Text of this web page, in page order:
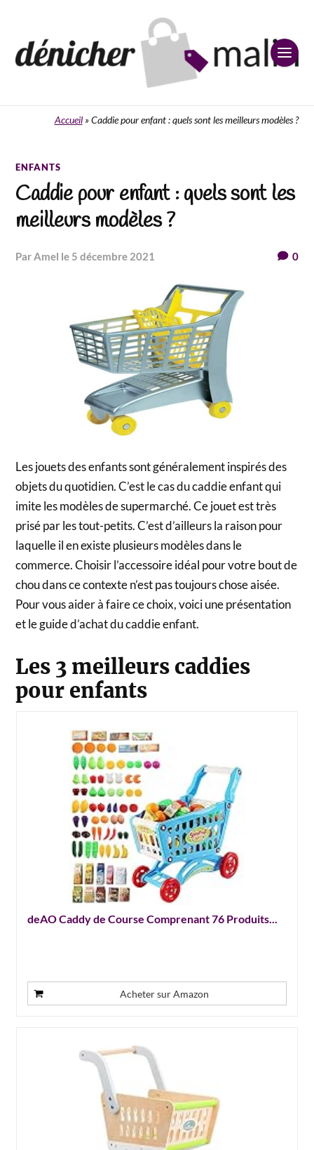
Accueil»Caddie pour enfant : quels sont les meilleurs modèles ?
ENFANTS
Caddie pour enfant : quels sont les
meilleurs modèles ?
par Amel le 5 décembre 2021 0
Les jouets des enfants sont généralement inspirés des
objets du quotidien. C’est le cas du caddie enfant qui
imite les modèles de supermarché. Ce jouet est très
prisé par les tout-petits. C’est d’ailleurs la raison pour
laquelle il en existe plusieurs modèles dans le
commerce. Choisir l’accessoire idéal pour votre bout de
chou dans ce contexte n’est pas toujours chose aisée.
Pour vous aider à faire ce choix, voici une présentation
et le guide d’achat du caddie enfant.
Les 3 meilleurs caddies
pour enfants
deAO Caddy de Course Comprenant 76 Produits...
Acheter sur Amazon